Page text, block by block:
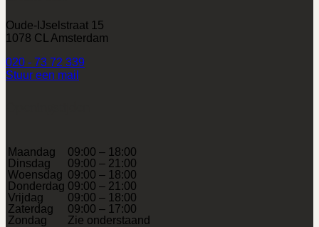
Oude-IJselstraat 15
1078 CL Amsterdam
020 - 73 72 339
Stuur een mail
Maandag
09:00 – 18:00
Dinsdag
09:00 – 21:00
Woensdag 09:00 – 18:00
Donderdag 09:00 – 21:00
Vrijdag
09:00 – 18:00
Zaterdag
09:00 – 17:00
Zondag
Zie onderstaand